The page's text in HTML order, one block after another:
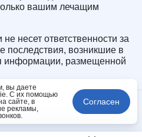
вашим лечащим
несет ответственности за
последствия, возникшие в
информации, размещенной
вы даете
С их помощью
сайте, в
рекламы,
Согласен